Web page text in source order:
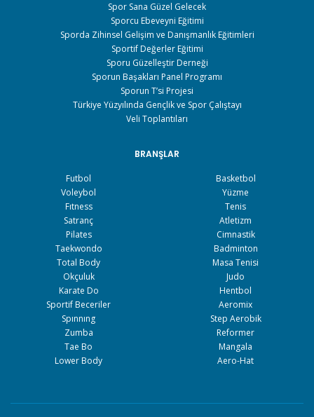
Spor Sana Güzel Gelecek
Sporcu Ebeveyni Eğitimi
Sporda Zihinsel Gelişim ve Danışmanlık Eğitimleri
Sportif Değerler Eğitimi
Sporu Güzelleştir Derneği
Sporun Başakları Panel Programı
Sporun T’si Projesi
Türkiye Yüzyılında Gençlik ve Spor Çalıştayı
Veli Toplantıları
BRANŞLAR
Futbol
Basketbol
Voleybol
Yüzme
Fıtness
Tenis
Satranç
Atletizm
Pilates
Cimnastik
Taekwondo
Badminton
Total Body
Masa Tenisi
Okçuluk
Judo
Karate Do
Hentbol
Sportif Beceriler
Aeromix
Spınnıng
Step Aerobik
Zumba
Reformer
Tae Bo
Mangala
Lower Body
Aero-Hat